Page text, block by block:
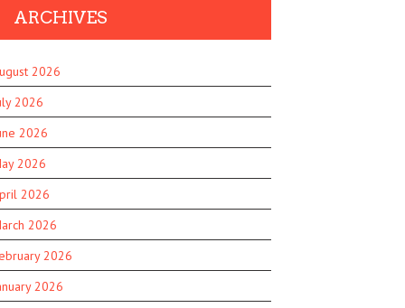
ARCHIVES
2026
2026
2026
2026
2026
2026
2026
2026